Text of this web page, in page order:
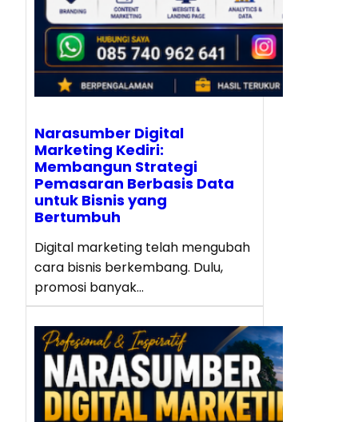
Narasumber Digital
Marketing Kediri:
Membangun Strategi
Pemasaran Berbasis Data
untuk Bisnis yang
Bertumbuh
Digital marketing telah mengubah
cara bisnis berkembang. Dulu,
promosi banyak…